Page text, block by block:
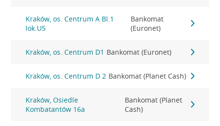
Kraków, os. Centrum A Bl.1
lok.U5
Bankomat
(Euronet)
Kraków, os. Centrum D1 Bankomat (Euronet)
Kraków, os. Centrum D 2 Bankomat (Planet Cash)
Kraków, Osiedle
Kombatantów 16a
Bankomat (Planet
Cash)